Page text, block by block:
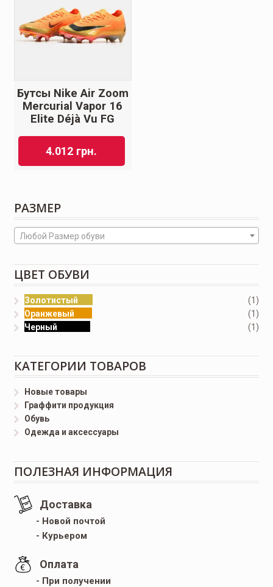
Бутсы Nike Air Zoom
Mercurial Vapor 16
Elite Déjà Vu FG
4.012 грн.
РАЗМЕР
Любой Размер обуви
ЦВЕТ ОБУВИ
Золотистый
(1)
Оранжевый
(1)
Черный
(1)
КАТЕГОРИИ ТОВАРОВ
Новые товары
Граффити продукция
Обувь
Одежда и аксессуары
ПОЛЕЗНАЯ ИНФОРМАЦИЯ
Доставка
- Новой почтой
- Курьером
Оплата
- При получении